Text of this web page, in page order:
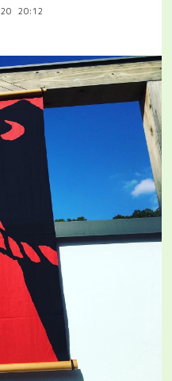
20 20:12